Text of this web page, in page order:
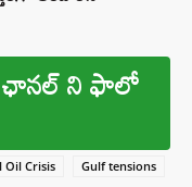
ని ఫాలో
Oil Crisis
Gulf tensions